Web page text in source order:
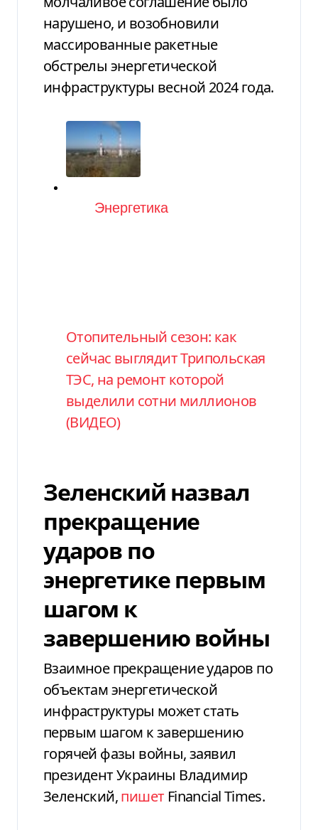
нарушено, и возобновили
массированные ракетные
обстрелы энергетической
инфраструктуры весной 2024 года.
Категория
Энергетика
Отопительный сезон: как
сейчас выглядит Трипольская
ТЭС, на ремонт которой
выделили сотни миллионов
(ВИДЕО)
Зеленский назвал
прекращение
ударов по
энергетике первым
шагом к
завершению войны
Взаимное прекращение ударов по
объектам энергетической
инфраструктуры может стать
первым шагом к завершению
горячей фазы войны, заявил
президент Украины Владимир
Зеленский,пишет Financial Times.